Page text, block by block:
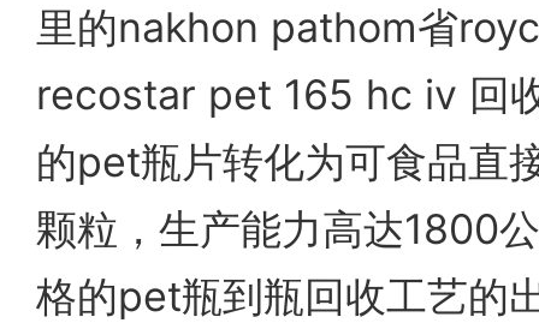
里的nakhon pathom省
recostar pet 165 hc iv 回
的pet瓶片转化为可食品直
颗粒，生产能力高达1800
格的pet瓶到瓶回收工艺的